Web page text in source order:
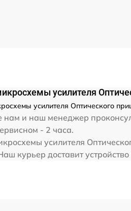
усилителя
усилителя Оптического
нам и наш менеджер
- 2 часа.
усилителя
курьер доставит